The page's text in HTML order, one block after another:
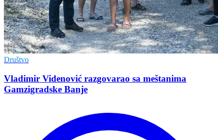
Društvo
Vladimir Vidеnović razgovarao sa mеštanima
Gamzigradskе Banjе